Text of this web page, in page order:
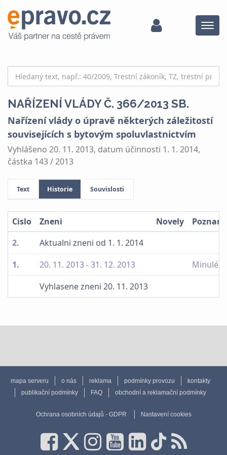
Menu
NAŘÍZENÍ VLÁDY Č. 366/2013 SB.
Nařízení vlády o úpravě některých záležitostí
souvisejících s bytovým spoluvlastnictvím
Vyhlášeno 20. 11. 2013, datum účinnosti 1. 1. 2014,
částka 143 / 2013
Text Historie Souvislosti
Cislo Zneni Novely
2.
Aktualni zneni od 1. 1. 2014
1.
20. 11. 2013 - 31. 12. 2013
Minulé
Vyhlasene zneni 20. 11. 2013
mapa serveru o nás reklama podmínky provozu
kontakty
publikační podmínky
FAQ obchodní a reklamační podmínky
Ochrana osobních údajů - GDPR Nastavení cookies